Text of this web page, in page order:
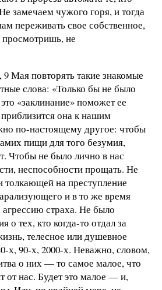
замечаем чужого горя, и тогда
переживать свое собственное,
просмотришь, не
Мая повторять такие знакомые
слова: «Только бы не было
«заклинание» поможет ее
она к нашим
по-настоящему другое: чтобы
пищи для того безумия,
Чтобы не было лично в нас
неспособности прощать. Не
на преступление
и в то же время
страха. Не было
о тех, кто когда-то отдал за
телесное или душевное
х, 90-х, 2000-х. Неважно, словом,
о них — то самое малое, что
от нас. Будет это малое — и,